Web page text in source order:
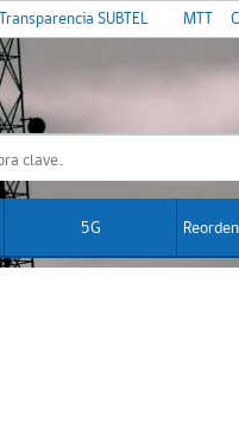
Transparencia SUBTEL MTT
5G